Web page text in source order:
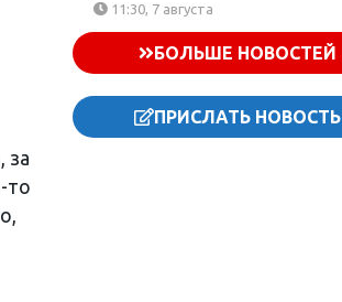
за
то
11:30, 7 августа
БОЛЬШЕ НОВОСТЕЙ
ПРИСЛАТЬ НОВОСТЬ